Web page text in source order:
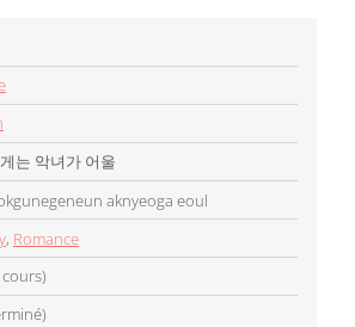
는 악녀가 어울
aknyeoga eoul
, Romance
cours)